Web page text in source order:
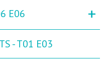
E06 +
- T01 E03